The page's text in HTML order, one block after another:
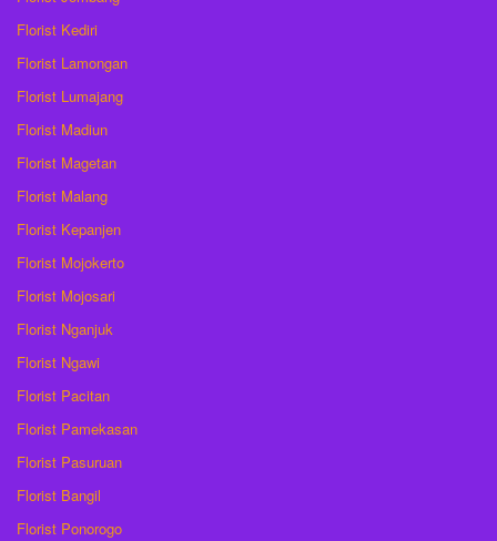
Florist Kediri
Florist Lamongan
Florist Lumajang
Florist Madiun
Florist Magetan
Florist Malang
Florist Kepanjen
Florist Mojokerto
Florist Mojosari
Florist Nganjuk
Florist Ngawi
Florist Pacitan
Florist Pamekasan
Florist Pasuruan
Florist Bangil
Florist Ponorogo